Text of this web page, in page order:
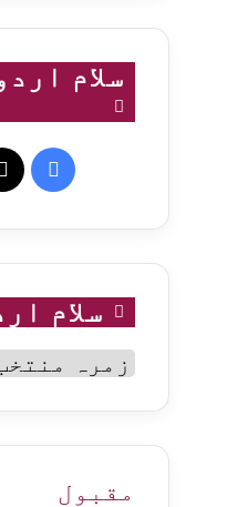
سلام
سلام
سلام
اردو
زمرہ
مقبول